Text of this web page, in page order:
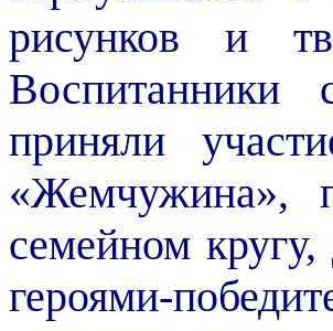
рисунков и
Воспитанники
приняли
«Жемчужина»,
семейном
героями-